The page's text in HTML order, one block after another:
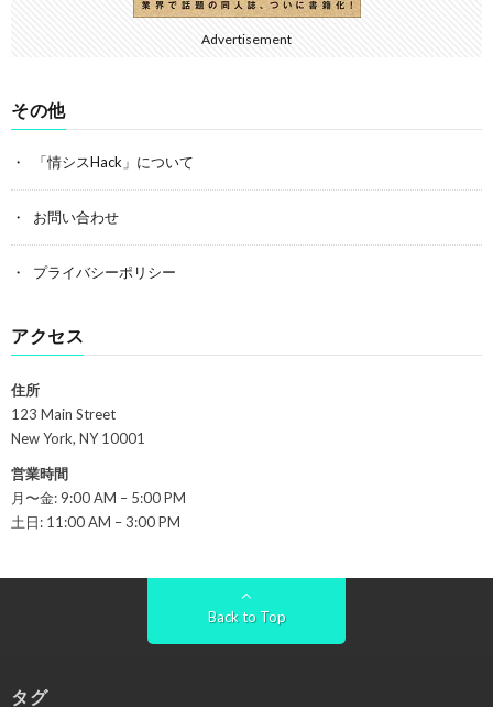
Advertisement
その他
「情シスHack」について
お問い合わせ
プライバシーポリシー
アクセス
住所
123 Main Street
New York, NY 10001
営業時間
月〜金: 9:00 AM – 5:00 PM
土日: 11:00 AM – 3:00 PM
Back to Top
タグ